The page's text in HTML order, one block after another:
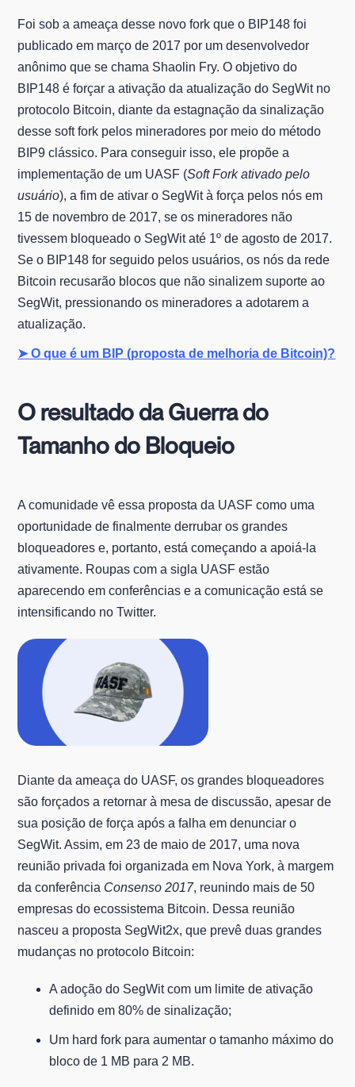
Foi sob a ameaça desse novo fork que o BIP148 foi
publicado em março de 2017 por um desenvolvedor
anônimo que se chama Shaolin Fry. O objetivo do
BIP148 é forçar a ativação da atualização do SegWit no
protocolo Bitcoin, diante da estagnação da sinalização
desse soft fork pelos mineradores por meio do método
BIP9 clássico. Para conseguir isso, ele propõe a
implementação de um UASF (Soft Fork ativado pelo
usuário), a fim de ativar o SegWit à força pelos nós em
15 de novembro de 2017, se os mineradores não
tivessem bloqueado o SegWit até 1º de agosto de 2017.
Se o BIP148 for seguido pelos usuários, os nós da rede
Bitcoin recusarão blocos que não sinalizem suporte ao
SegWit, pressionando os mineradores a adotarem a
atualização.
➤ O que é um BIP (proposta de melhoria de Bitcoin)?
O resultado da Guerra do
Tamanho do Bloqueio
A comunidade vê essa proposta da UASF como uma
oportunidade de finalmente derrubar os grandes
bloqueadores e, portanto, está começando a apoiá-la
ativamente. Roupas com a sigla UASF estão
aparecendo em conferências e a comunicação está se
intensificando no Twitter.
Diante da ameaça do UASF, os grandes bloqueadores
são forçados a retornar à mesa de discussão, apesar de
sua posição de força após a falha em denunciar o
SegWit. Assim, em 23 de maio de 2017, uma nova
reunião privada foi organizada em Nova York, à margem
da conferência Consenso 2017, reunindo mais de 50
empresas do ecossistema Bitcoin. Dessa reunião
nasceu a proposta SegWit2x, que prevê duas grandes
mudanças no protocolo Bitcoin:
A adoção do SegWit com um limite de ativação
definido em 80% de sinalização;
Um hard fork para aumentar o tamanho máximo do
bloco de 1 MB para 2 MB.